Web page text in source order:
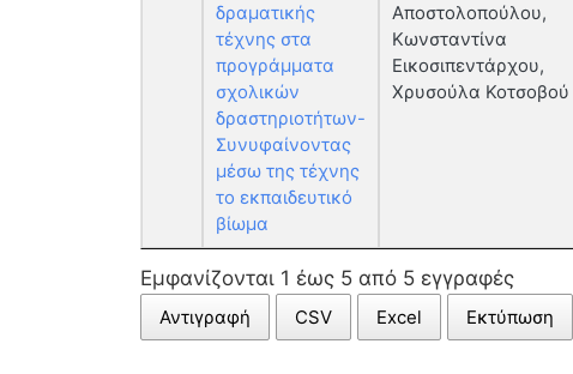
δραματικής
τέχνης στα
προγράμματα
σχολικών
δραστηριοτήτων-
Συνυφαίνοντας
μέσω της τέχνης
το εκπαιδευτικό
βίωμα
Αποστολοπούλου,
Κωνσταντίνα
Εικοσιπεντάρχου,
Χρυσούλα Κοτσοβού
Εμφανίζονται 1 έως 5 από 5 εγγραφές
Αντιγραφή CSV Excel Εκτύπωση